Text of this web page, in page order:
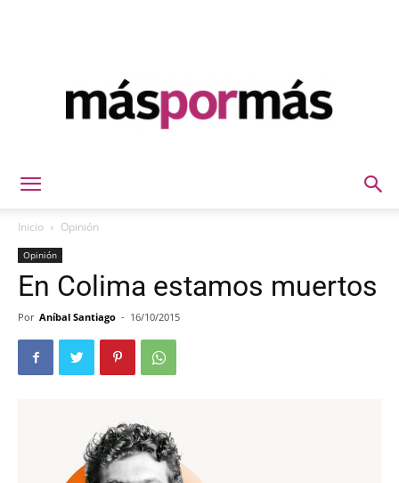
Inicio Opinión
Opinión
En Colima estamos muertos
Por Aníbal Santiago - 16/10/2015